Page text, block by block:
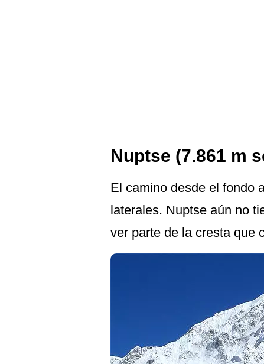
Nuptse (7.861 m
El camino desde el fondo
laterales. Nuptse aún no
ver parte de la cresta que